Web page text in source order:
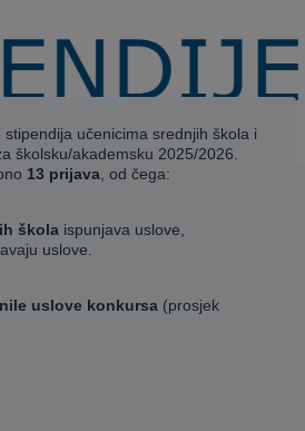
učenicima srednjih škola i
školsku/akademsku 2025/2026.
13 prijava, od čega:
škola ispunjava uslove,
uslove.
uslove konkursa (prosjek